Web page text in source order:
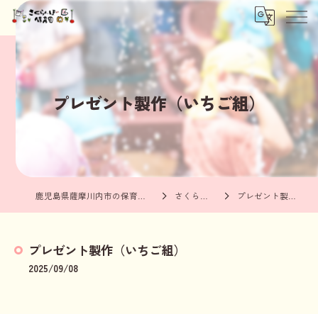
プレゼント製作（いちご組）
さくらんぼブログ プレゼント製作（いちご組）
プレゼント製作（いちご組）
2025/09/08